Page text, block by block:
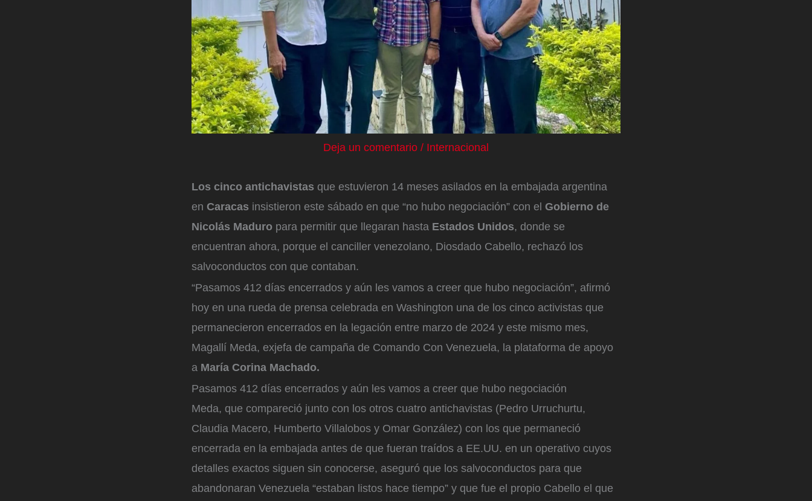
Deja un comentario / Internacional
Los cinco antichavistas que estuvieron 14 meses asilados en la embajada argentina
en Caracas insistieron este sábado en que “no hubo negociación” con el Gobierno de
Nicolás Maduro para permitir que llegaran hasta Estados Unidos, donde se
encuentran ahora, porque el canciller venezolano, Diosdado Cabello, rechazó los
salvoconductos con que contaban.
“Pasamos 412 días encerrados y aún les vamos a creer que hubo negociación”, afirmó
hoy en una rueda de prensa celebrada en Washington una de los cinco activistas que
permanecieron encerrados en la legación entre marzo de 2024 y este mismo mes,
Magallí Meda, exjefa de campaña de Comando Con Venezuela, la plataforma de apoyo
a María Corina Machado.
Pasamos 412 días encerrados y aún les vamos a creer que hubo negociación
Meda, que compareció junto con los otros cuatro antichavistas (Pedro Urruchurtu,
Claudia Macero, Humberto Villalobos y Omar González) con los que permaneció
encerrada en la embajada antes de que fueran traídos a EE.UU. en un operativo cuyos
detalles exactos siguen sin conocerse, aseguró que los salvoconductos para que
abandonaran Venezuela “estaban listos hace tiempo” y que fue el propio Cabello el que